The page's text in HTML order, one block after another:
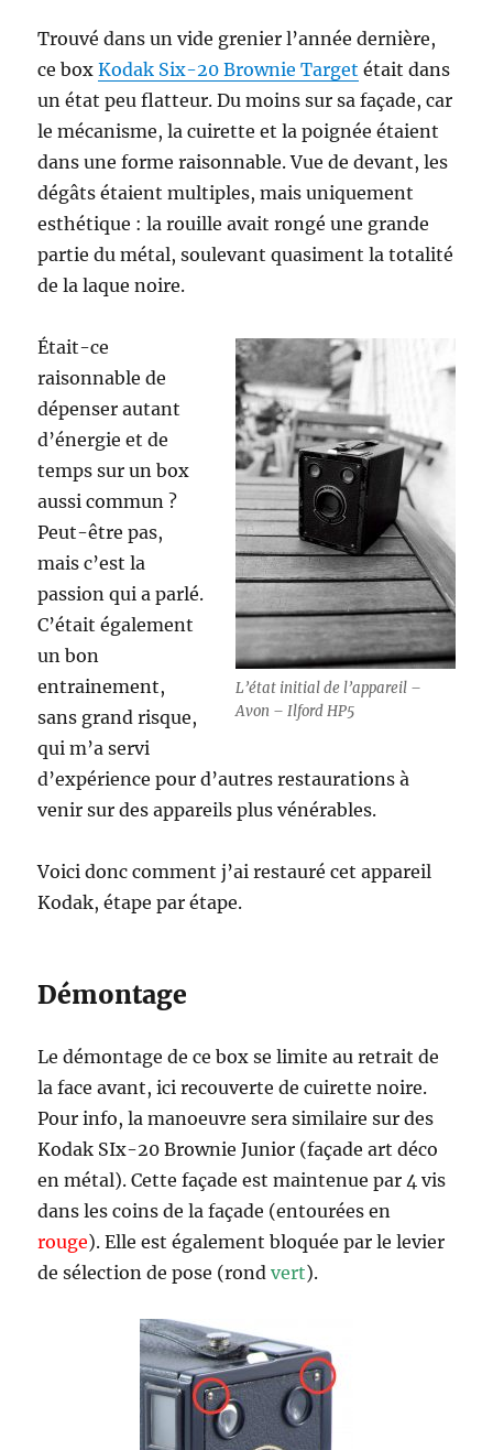
Trouvé dans un vide grenier l’année dernière,
ce boxKodak Six-20 Brownie Target était dans
un état peu flatteur. Du moins sur sa façade, car
le mécanisme, la cuirette et la poignée étaient
dans une forme raisonnable. Vue de devant, les
dégâts étaient multiples, mais uniquement
esthétique : la rouille avait rongé une grande
partie du métal, soulevant quasiment la totalité
de la laque noire.
L’état initial de l’appareil –
Avon – Ilford HP5
Était-ce
raisonnable de
dépenser autant
d’énergie et de
temps sur un box
aussi commun ?
Peut-être pas,
mais c’est la
passion qui a parlé.
C’était également
un bon
entrainement,
sans grand risque,
qui m’a servi
d’expérience pour d’autres restaurations à
venir sur des appareils plus vénérables.
Voici donc comment j’ai restauré cet appareil
Kodak, étape par étape.
Démontage
Le démontage de ce box se limite au retrait de
la face avant, ici recouverte de cuirette noire.
Pour info, la manoeuvre sera similaire sur des
Kodak SIx-20 Brownie Junior (façade art déco
en métal). Cette façade est maintenue par 4 vis
dans les coins de la façade (entourées en
rouge). Elle est également bloquée par le levier
de sélection de pose (rondvert).